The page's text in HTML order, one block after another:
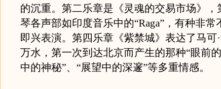
的沉重。第二乐章是《灵魂的交易市场》，
琴各声部如印度音乐中的“Raga”，有种非常
即兴表演。第四乐章《紫禁城》表达了马可
万水，第一次到达北京而产生的那种“眼前
中的神秘”、“展望中的深邃”等多重情感。